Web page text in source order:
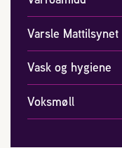
Dampsagveien 14
2004 Lillestrøm
TEL 63 94 20 80
post@norbi.no
Varsle Mattilsynet
Vask og hygiene
Voksmøll